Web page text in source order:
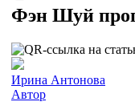
Фэн Шуй
Ирина Антонова
Автор